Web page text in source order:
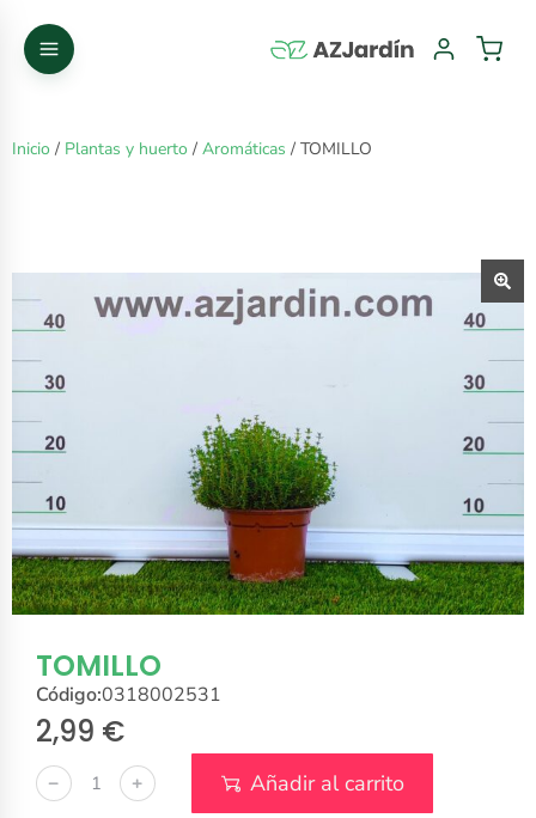
Inicio / Plantas y huerto / Aromáticas / TOMILLO
TOMILLO
Código:0318002531
2,99 €
﹣ ﹢ Añadir al carrito